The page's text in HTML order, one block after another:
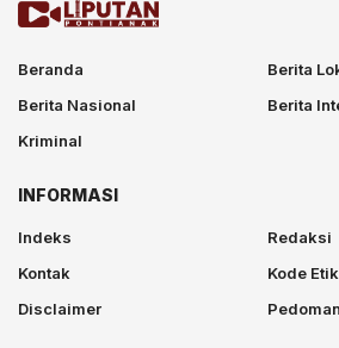
Beranda
Berita
Berita Nasional
Berita
Kriminal
INFORMASI
Indeks
Redaksi
Kontak
Kode Etik
Disclaimer